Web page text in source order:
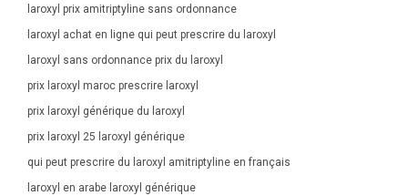
laroxyl prix amitriptyline sans ordonnance
laroxyl achat en ligne qui peut prescrire du laroxyl
laroxyl sans ordonnance prix du laroxyl
prix laroxyl maroc prescrire laroxyl
prix laroxyl générique du laroxyl
prix laroxyl 25 laroxyl générique
qui peut prescrire du laroxyl amitriptyline en français
laroxyl en arabe laroxyl générique